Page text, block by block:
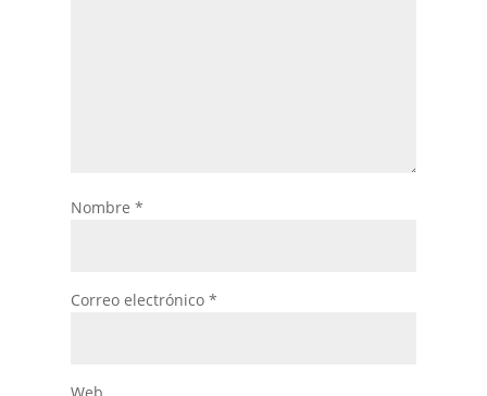
Nombre *
Correo electrónico *